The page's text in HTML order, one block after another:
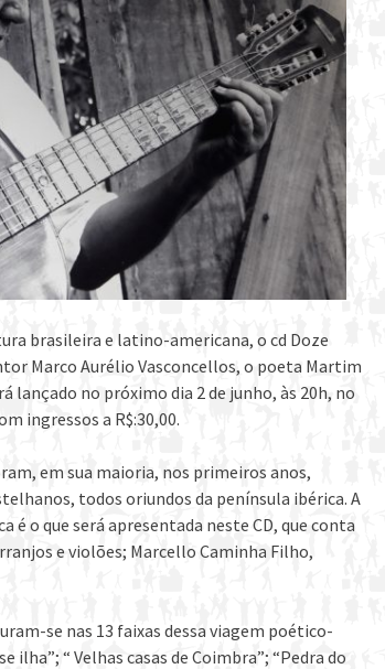
brasileira e latino-americana, o cd Doze
Marco Aurélio Vasconcellos, o poeta Martim
no próximo dia 2 de junho, às 20h, no
ingressos a R$:30,00.
em sua maioria, nos primeiros anos,
todos oriundos da península ibérica. A
é o que será apresentada neste CD, que conta
e violões; Marcello Caminha Filho,
se nas 13 faixas dessa viagem poético-
“ Velhas casas de Coimbra”; “Pedra do